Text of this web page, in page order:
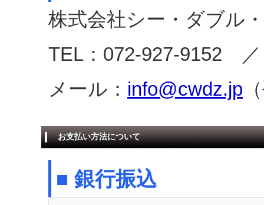
株式会社シー・ダブル
TEL：072-927-9152
メール： info@cwdz.jp
お支払い方法について
■ 銀行振込